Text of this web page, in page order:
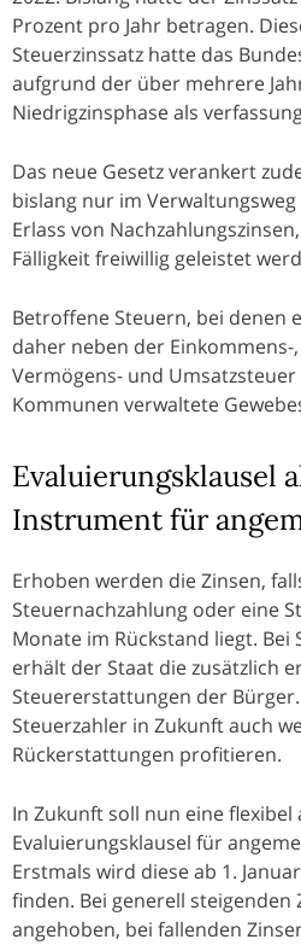
Prozent pro Jahr betragen.
Steuerzinssatz hatte das
aufgrund der über mehrere
Niedrigzinsphase als
Das neue Gesetz verankert
bislang nur im
Erlass von
Fälligkeit freiwillig geleistet
Betroffene Steuern, bei denen
daher neben der Einkommens-
Vermögens- und
Kommunen verwaltete
Evaluierungsklausel
Instrument für
Erhoben werden die Zinsen,
Steuernachzahlung oder eine
Monate im Rückstand liegt. Bei
erhält der Staat die zusätzlich
Steuererstattungen der
Steuerzahler in Zukunft auch
Rückerstattungen profitieren.
In Zukunft soll nun eine flexibel
Evaluierungsklausel für
Erstmals wird diese ab 1.
finden. Bei generell steigenden
angehoben, bei fallenden